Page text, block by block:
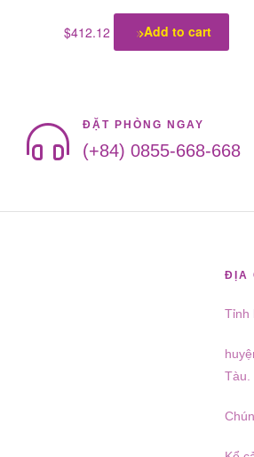
$412.12 Add to cart
ĐẶT PHÒNG NGAY
(+84) 0855-668-668
ĐỊA
Tỉnh
Tàu.